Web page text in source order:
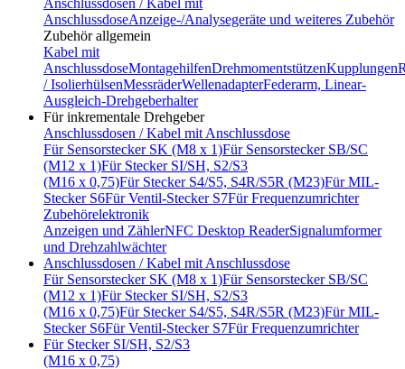
Anschlussdosen / Kabel mit
AnschlussdoseAnzeige-/Analysegeräte und weiteres Zubehör
Zubehör allgemein
Kabel mit
AnschlussdoseMontagehilfenDrehmomentstützenKupplungen
/ IsolierhülsenMessräderWellenadapterFederarm, Linear-
Ausgleich-Drehgeberhalter
Für inkrementale Drehgeber
Anschlussdosen / Kabel mit Anschlussdose
Für Sensorstecker SK (M8 x 1)Für Sensorstecker SB/SC
(M12 x 1)Für Stecker SI/SH, S2/S3
(M16 x 0,75)Für Stecker S4/S5, S4R/S5R (M23)Für MIL-
Stecker S6Für Ventil-Stecker S7Für Frequenzumrichter
Zubehörelektronik
Anzeigen und ZählerNFC Desktop ReaderSignalumformer
und Drehzahlwächter
Anschlussdosen / Kabel mit Anschlussdose
Für Sensorstecker SK (M8 x 1)Für Sensorstecker SB/SC
(M12 x 1)Für Stecker SI/SH, S2/S3
(M16 x 0,75)Für Stecker S4/S5, S4R/S5R (M23)Für MIL-
Stecker S6Für Ventil-Stecker S7Für Frequenzumrichter
Für Stecker SI/SH, S2/S3
(M16 x 0,75)